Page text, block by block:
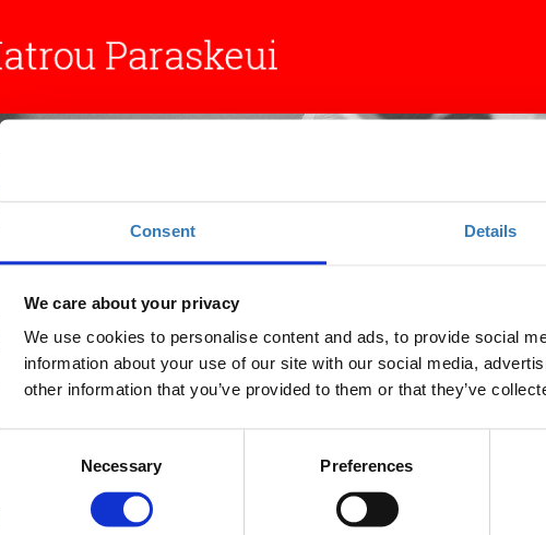
Consent Details
We care about your privacy
We use cookies to personalise content and ads, to provide social
information about your use of our site with our social media,
other information that you’ve provided to them or that they’ve
Necessary Preferences
στο Sway. Ένα τεχνολογικό εργαλείο και για
Η
Line σεμινάριο.